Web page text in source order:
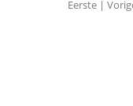
Eerste |